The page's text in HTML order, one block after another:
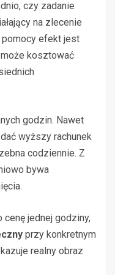
czy zadanie
na zlecenie
efekt jest
kosztować
godzin. Nawet
wyższy rachunek
codziennie. Z
bywa
cenę jednej godziny,
przy konkretnym
realny obraz